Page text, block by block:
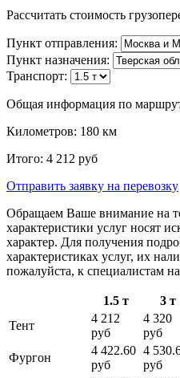
Рассчитать стоимость
Пункт отправления:
Пункт назначения:
Транспорт:
Общая информация по
Километров: 180 км
Итого: 4 212 руб
Отправить заявку на перевозку
Обращаем Ваше внимание на
характеристики услуг носят
характер. Для получения
характеристиках услуг, их
пожалуйста, к специалистам
1.5 т 3 т
Тент
4 212
руб
4 320
руб
Фургон
4 422.60
руб
4
руб